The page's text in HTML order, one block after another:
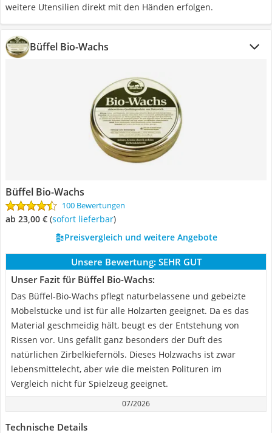
weitere Utensilien direkt mit den Händen erfolgen.
Büffel Bio-Wachs
Büffel Bio-Wachs
100 Bewertungen
ab 23,00 € ( Sofort lieferbar)
Preisvergleich und weitere Angebote
Unsere Bewertung: SEHR GUT
Unser Fazit für Büffel Bio-Wachs:
Das Büffel-Bio-Wachs pflegt naturbelassene und gebeizte
Möbelstücke und ist für alle Holzarten geeignet. Da es das
Material geschmeidig hält, beugt es der Entstehung von
Rissen vor. Uns gefällt ganz besonders der Duft des
natürlichen Zirbelkiefernöls. Dieses Holzwachs ist zwar
lebensmittelecht, aber wie die meisten Polituren im
Vergleich nicht für Spielzeug geeignet.
07/2026
Technische Details